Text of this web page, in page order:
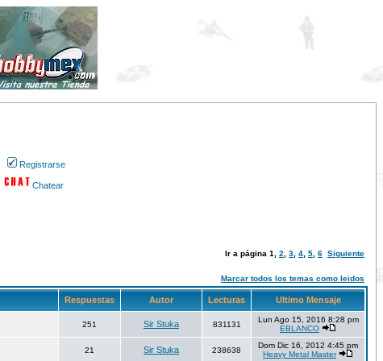
Registrarse
Chatear
Ir a página 1 2 3 4 5 6 Siguiente
Marcar todos los temas como leidos
Respuestas Autor Lecturas Ultimo Mensaje
251 Sir Stuka 831131
Lun Ago 15, 2016 8:28 pm
EBLANCO
21 Sir Stuka 238638
Dom Dic 16, 2012 4:45 pm
Heavy Metal Master